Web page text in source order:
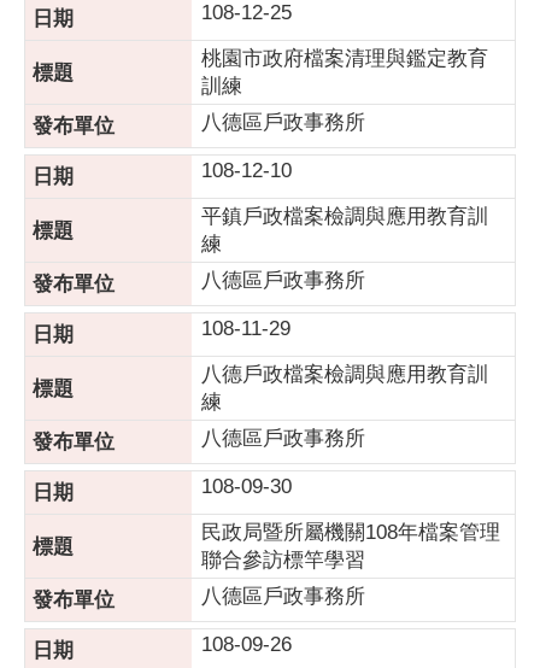
108-12-25
桃園市政府檔案清理與鑑定教育
訓練
八德區戶政事務所
108-12-10
平鎮戶政檔案檢調與應用教育訓
練
八德區戶政事務所
108-11-29
八德戶政檔案檢調與應用教育訓
練
八德區戶政事務所
108-09-30
民政局暨所屬機關108年檔案管理
聯合參訪標竿學習
八德區戶政事務所
108-09-26